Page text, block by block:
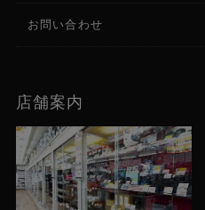
お問い合わせ
店舗案内